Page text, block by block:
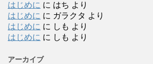
はじめに に はち より
はじめに に ガラクタ より
はじめに に しも より
はじめに に しも より
アーカイブ